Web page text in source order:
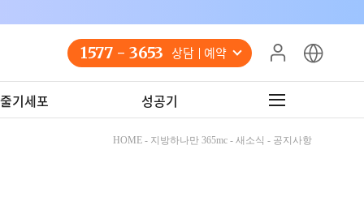
1577 - 3653 상담 예약
기세포 성공기
HOME - 지방하나만 365mc - 새소식 - 공지사항